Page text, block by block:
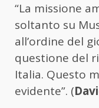
“La missione
soltanto su
all’ordine del
questione del
Italia. Questo
evidente”. (